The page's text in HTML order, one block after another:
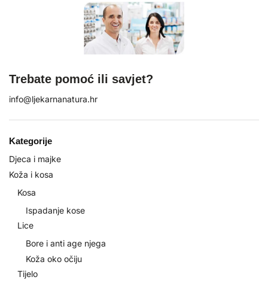
Trebate pomoć ili savjet?
info@ljekarnanatura.hr
Kategorije
Djeca i majke
Koža i kosa
Kosa
Ispadanje kose
Lice
Bore i anti age njega
Koža oko očiju
Tijelo